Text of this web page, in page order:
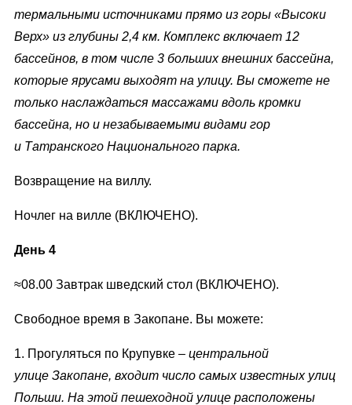
термальными источниками прямо из горы «Высоки
Верх» из глубины 2,4 км. Комплекс включает 12
бассейнов, в том числе 3 больших внешних бассейна,
которые ярусами выходят на улицу. Вы сможете не
только наслаждаться массажами вдоль кромки
бассейна, но и незабываемыми видами гор
и Татранского Национального парка.
Возвращение на виллу.
Ночлег на вилле (ВКЛЮЧЕНО).
День 4
≈08.00 Завтрак шведский стол (ВКЛЮЧЕНО).
Свободное время в Закопане. Вы можете:
1. Прогуляться по Крупувке – центральной
улице Закопане, входит число самых известных улиц
Польши. На этой пешеходной улице расположены